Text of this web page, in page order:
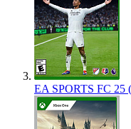
EA SPORTS FC 25